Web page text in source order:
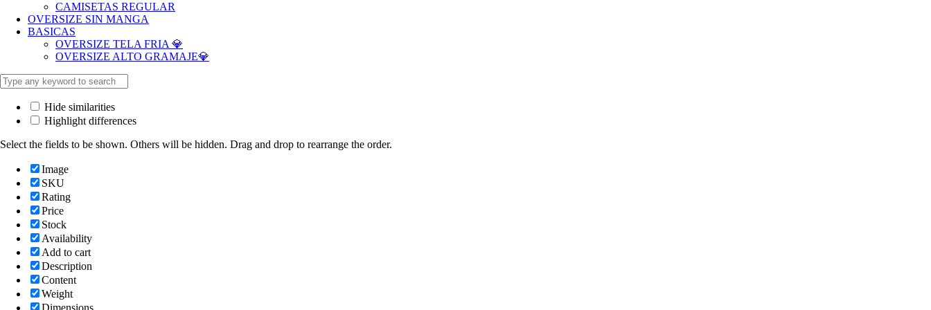
CAMISETAS REGULAR
OVERSIZE SIN MANGA
BASICAS
OVERSIZE TELA FRIA 💎
OVERSIZE ALTO GRAMAJE💎
Hide similarities
Highlight differences
Select the fields to be shown. Others will be hidden. Drag and drop to rearrange the order.
Image
SKU
Rating
Price
Stock
Availability
Add to cart
Description
Content
Weight
Dimensions